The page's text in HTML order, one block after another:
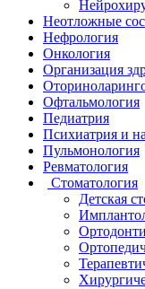
Неотложные
Нефрология
Онкология
Организация
Офтальмология
Педиатрия
Психиатрия и
Пульмонология
Ревматология
Стоматология
Детская